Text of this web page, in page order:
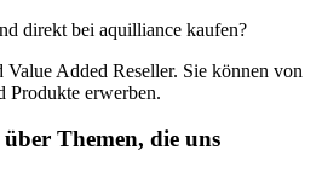
direkt bei aquilliance kaufen?
Value Added Reseller. Sie können von
Produkte erwerben.
Themen, die uns